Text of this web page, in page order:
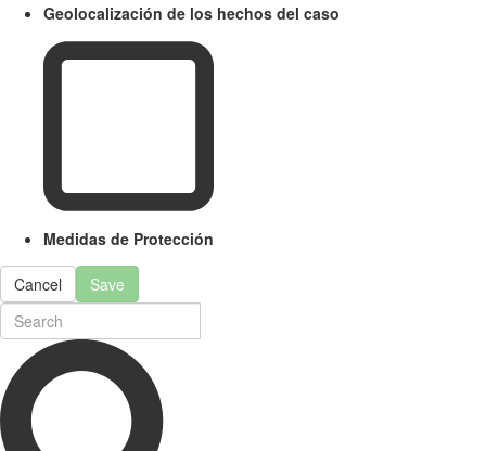
Geolocalización de los hechos del caso
Medidas de Protección
Cancel Save